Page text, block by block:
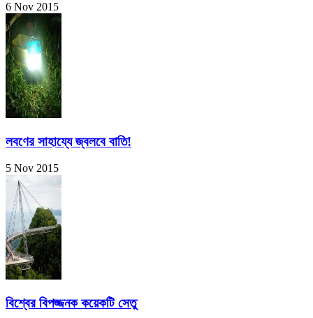
6 Nov 2015
লবণের সাহায্যে জ্বলবে বাতি!
5 Nov 2015
বিশ্বের বিপজ্জনক কয়েকটি সেতু